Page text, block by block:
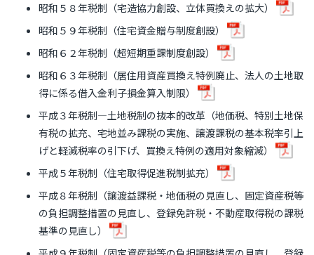
昭和５８年税制（宅造協力創設、立体買換えの拡大）
昭和５９年税制（住宅資金贈与制度創設）
昭和６２年税制（超短期重課制度創設）
昭和６３年税制（居住用資産買換え特例廃止、法人の土地取
得に係る借入金利子損金算入制限）
平成３年税制―土地税制の抜本的改革（地価税、特別土地保
有税の拡充、宅地並み課税の実施、譲渡課税の基本税率引上
げと軽減税率の引下げ、買換え特例の適用対象縮減）
平成５年税制（住宅取得促進税制拡充）
平成８年税制（譲渡益課税・地価税の見直し、固定資産税等
の負担調整措置の見直し、登録免許税・不動産取得税の課税
基準の見直し）